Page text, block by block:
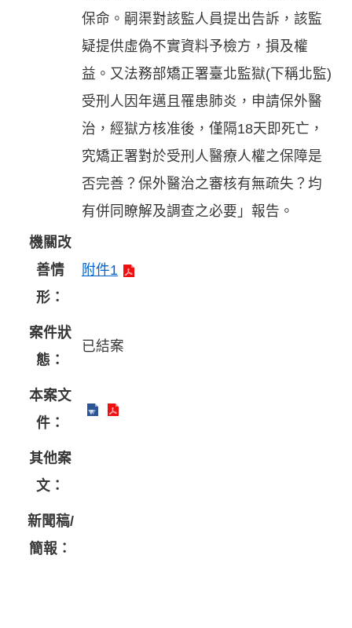
保命。嗣渠對該監人員提出告訴，該監
疑提供虛偽不實資料予檢方，損及權
益。又法務部矯正署臺北監獄(下稱北監)
受刑人因年邁且罹患肺炎，申請保外醫
治，經獄方核准後，僅隔18天即死亡，
究矯正署對於受刑人醫療人權之保障是
否完善？保外醫治之審核有無疏失？均
有併同瞭解及調查之必要」報告。
機關改
善情
形：
附件1
案件狀
態：
已結案
本案文
件：
其他案
文：
新聞稿/
簡報：